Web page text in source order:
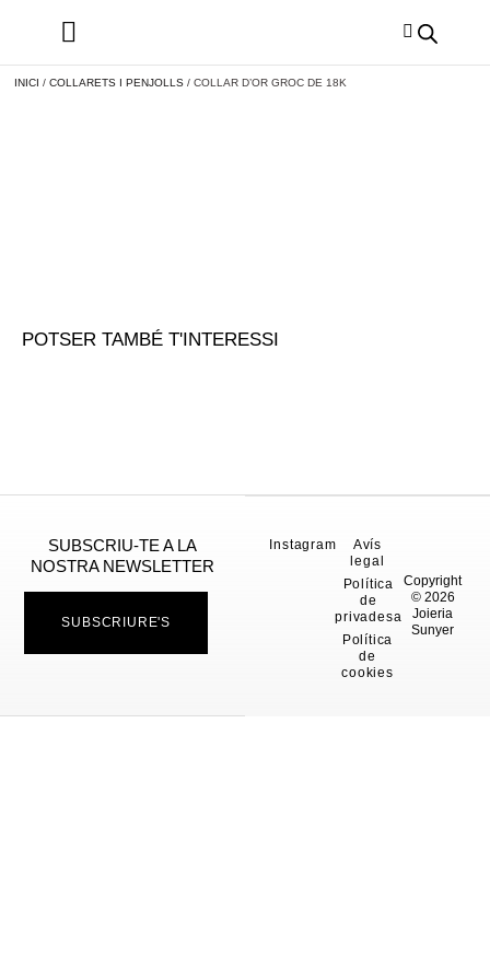
INICI / COLLARETS I PENJOLLS / COLLAR D’OR GROC DE 18K
POTSER TAMBÉ T'INTERESSI
SUBSCRIU-TE A LA
NOSTRA NEWSLETTER
SUBSCRIURE'S
Copyright
© 2026
Joieria
Sunyer
Instagram
Avís
legal
Política
de
privadesa
Política
de
cookies